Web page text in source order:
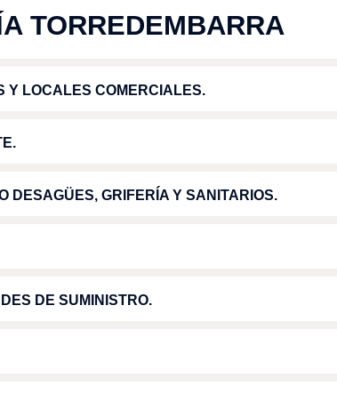
TORREDEMBARRA
Y LOCALES COMERCIALES.
DESAGÜES, GRIFERÍA Y SANITARIOS.
DE SUMINISTRO.